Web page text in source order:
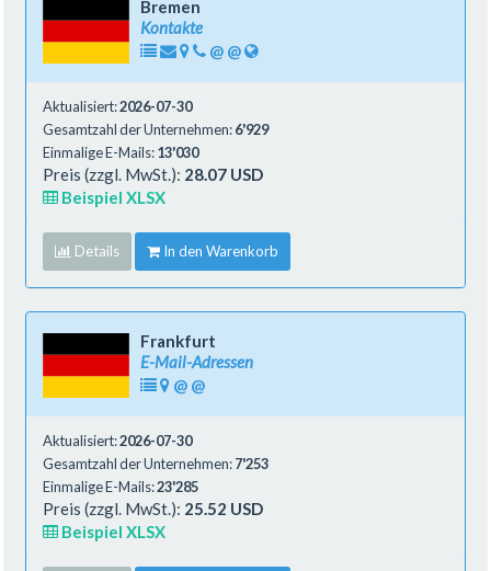
Bremen
Kontakte
@ @
Aktualisiert:2026-07-30
Gesamtzahl der Unternehmen:6'929
Einmalige E-Mails:13'030
Preis (zzgl. MwSt.): 28.07 USD
Beispiel XLSX
Details In den Warenkorb
Frankfurt
E-Mail-Adressen
@ @
Aktualisiert:2026-07-30
Gesamtzahl der Unternehmen:7'253
Einmalige E-Mails:23'285
Preis (zzgl. MwSt.): 25.52 USD
Beispiel XLSX